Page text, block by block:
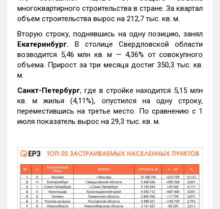
многоквартирного строительства в стране. За квартал
объем строительства вырос на 212,7 тыс. кв. м.
Вторую строку, поднявшись на одну позицию, занял
Екатеринбург. В столице Свердловской области
возводится 5,46 млн кв. м — 4,36% от совокупного
объема. Прирост за три месяца достиг 350,3 тыс. кв.
м.
Санкт-Петербург, где в стройке находится 5,15 млн
кв. м жилья (4,11%), опустился на одну строку,
переместившись на третье место. По сравнению с 1
июля показатель вырос на 29,3 тыс. кв. м.